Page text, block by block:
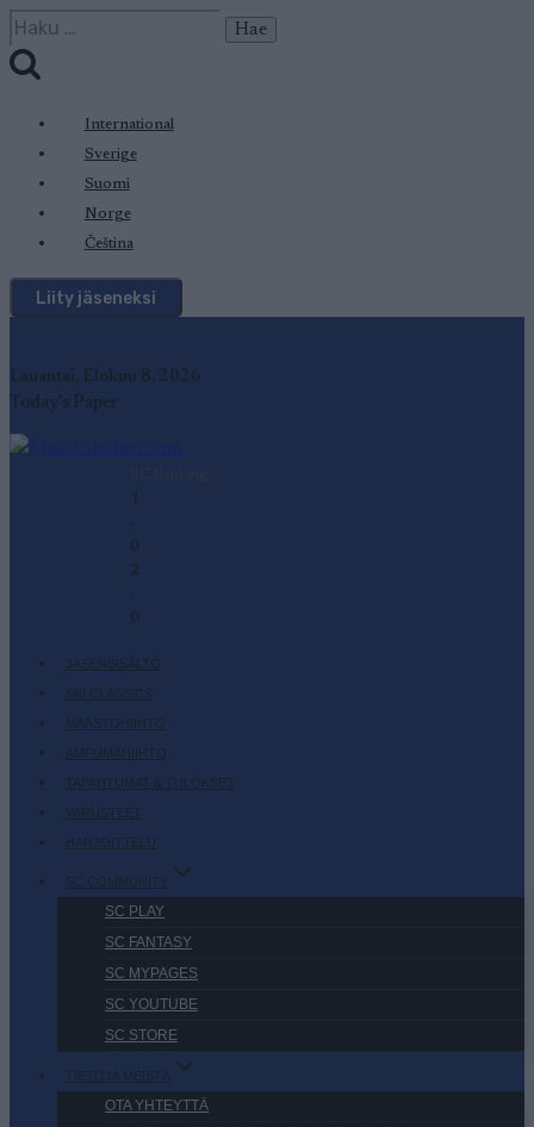
Siirry
sisältöön
Haku:
International
Sverige
Suomi
Norge
Čeština
Liity jäseneksi
Lauantai, Elokuu 8, 2026
Today's Paper
1
-
0
2
-
0
JÄSENSISÄLTÖ
SKI CLASSICS
MAASTOHIIHTO
AMPUMAHIIHTO
TAPAHTUMAT & TULOKSET
VARUSTEET
HARJOITTELU
SC COMMUNITY
SC PLAY
SC FANTASY
SC MYPAGES
SC YOUTUBE
SC STORE
TIETOJA MEISTÄ
OTA YHTEYTTÄ